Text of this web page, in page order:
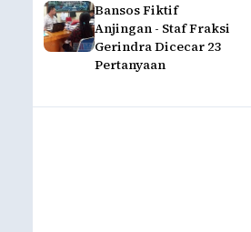
Bansos Fiktif
Anjingan - Staf Fraksi
Gerindra Dicecar 23
Pertanyaan